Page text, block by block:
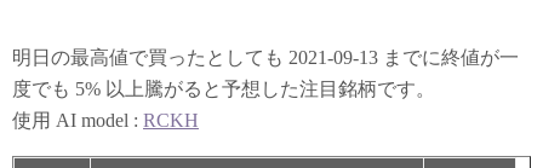
明日の最高値で買ったとしても 2021-09-13 までに終値が一
度でも 5% 以上騰がると予想した注目銘柄です。
使用 AI model : RCKH